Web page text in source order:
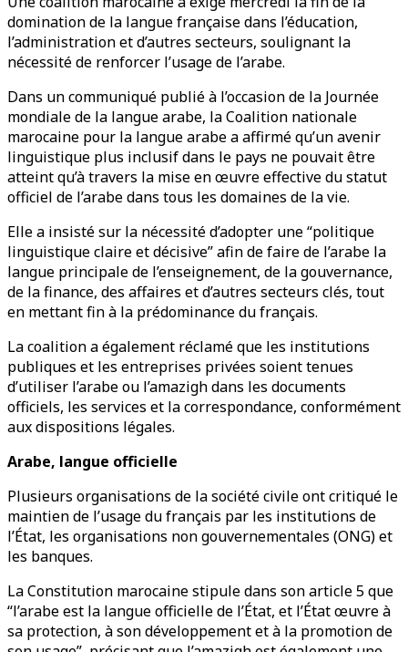
domination de la langue française dans l’éducation,
l’administration et d’autres secteurs, soulignant la
nécessité de renforcer l’usage de l’arabe.
Dans un communiqué publié à l’occasion de la Journée
mondiale de la langue arabe, la Coalition nationale
marocaine pour la langue arabe a affirmé qu’un avenir
linguistique plus inclusif dans le pays ne pouvait être
atteint qu’à travers la mise en œuvre effective du statut
officiel de l’arabe dans tous les domaines de la vie.
Elle a insisté sur la nécessité d’adopter une “politique
linguistique claire et décisive” afin de faire de l’arabe la
langue principale de l’enseignement, de la gouvernance,
de la finance, des affaires et d’autres secteurs clés, tout
en mettant fin à la prédominance du français.
La coalition a également réclamé que les institutions
publiques et les entreprises privées soient tenues
d’utiliser l’arabe ou l’amazigh dans les documents
officiels, les services et la correspondance, conformément
aux dispositions légales.
Arabe, langue officielle
Plusieurs organisations de la société civile ont critiqué le
maintien de l’usage du français par les institutions de
l’État, les organisations non gouvernementales (ONG) et
les banques.
La Constitution marocaine stipule dans son article 5 que
“l’arabe est la langue officielle de l’État, et l’État œuvre à
sa protection, à son développement et à la promotion de